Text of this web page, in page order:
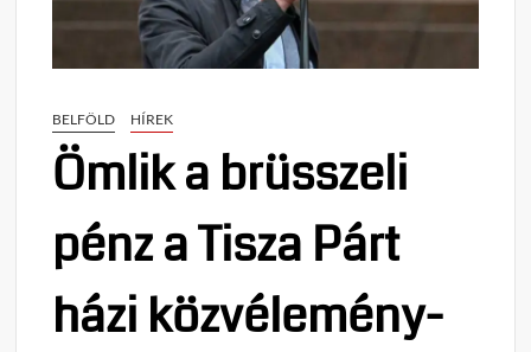
BELFÖLD HÍREK
Ömlik a brüsszeli
pénz a Tisza Párt
házi közvélemény-